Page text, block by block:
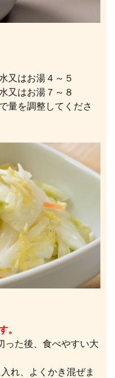
又はお湯４～５
又はお湯７～８
量を調整してくださ
。
た後、食べやすい大
れ、よくかき混ぜま